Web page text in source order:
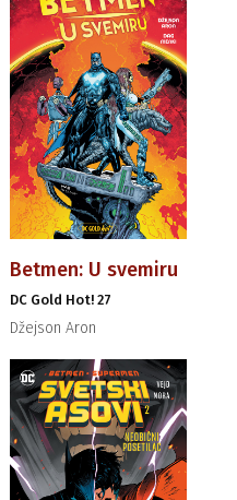
Betmen: U svemiru
DC Gold Hot! 27
Džejson Aron